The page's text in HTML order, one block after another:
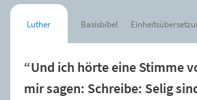
Luther Basisbibel
“Und ich hörte eine Stimme
mir sagen: Schreibe: Selig